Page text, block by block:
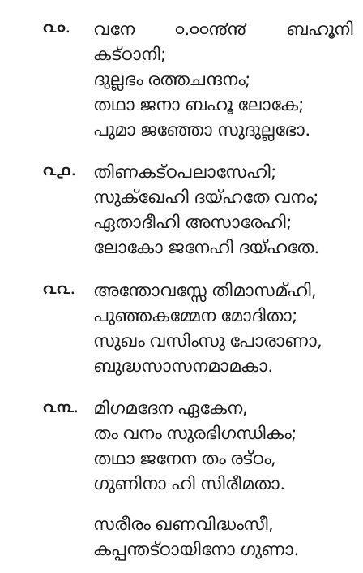
൨൦.
വനേ ൦.൦൦൯൯ ബഹൂനി
കട്ഠാനി;
ദുല്ലഭം രത്തചന്ദനം;
തഥാ ജനാ ബഹൂ ലോകേ;
പുമാ ജഞ്ഞോ സുദുല്ലഭോ.
൨൧. തിണകട്ഠപലാസേഹി;
സുക്ഖേഹി ദയ്ഹതേ വനം;
ഏതാദീഹി അസാരേഹി;
ലോകോ ജനേഹി ദയ്ഹതേ.
൨൨. അന്തോവസ്സേ തിമാസമ്ഹി,
പുഞ്ഞകമ്മേന മോദിതാ;
സുഖം വസിംസു പോരാണാ,
ബുദ്ധസാസനമാമകാ.
൨൩. മിഗമദേന ഏകേന,
തം വനം സുരഭിഗന്ധികം;
തഥാ ജനേന തം രട്ഠം,
ഗുണിനാ ഹി സിരീമതാ.
സരീരം ഖണവിദ്ധംസീ,
കപ്പന്തട്ഠായിനോ ഗുണാ.